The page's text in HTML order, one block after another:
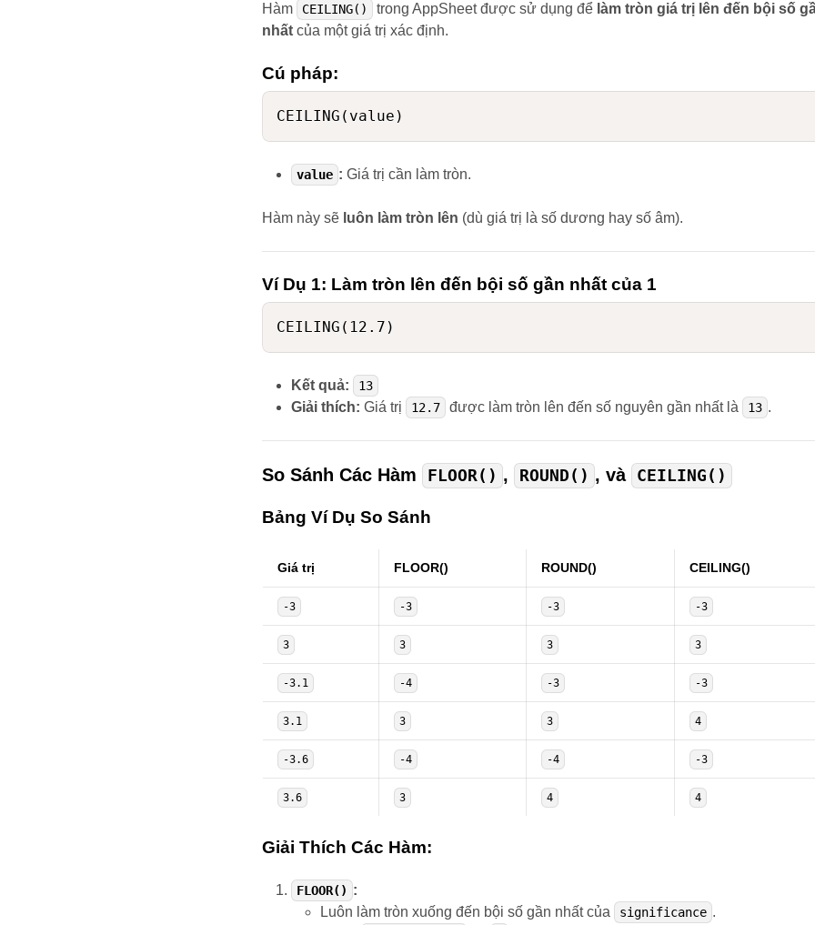
Hàm CEILING() trong AppSheet được sử dụng để làm tròn giá trị lên đến bội số
nhất của một giá trị xác định.
Cú pháp:
value : Giá trị cần làm tròn.
Hàm này sẽ luôn làm tròn lên (dù giá trị là số dương hay số âm).
Ví Dụ 1: Làm tròn lên đến bội số gần nhất của 1
Kết quả: 13
Giải thích: Giá trị 12.7 được làm tròn lên đến số nguyên gần nhất là 13 .
So Sánh Các Hàm FLOOR() , ROUND() , và CEILING()
Bảng Ví Dụ So Sánh
Giá trị FLOOR() ROUND() CEILING()
-3 -3 -3 -3
3 3 3 3
-3.1 -4 -3 -3
3.1 3 3 4
-3.6 -4 -4 -3
3.6 3 4 4
Giải Thích Các Hàm:
FLOOR() :
Luôn làm tròn xuống đến bội số gần nhất của
significance .